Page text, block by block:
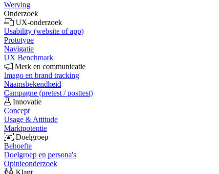
Werving
Onderzoek
UX-onderzoek
Usability (website of app)
Prototype
Navigatie
UX Benchmark
Merk en communicatie
Imago en brand tracking
Naamsbekendheid
Campagne (pretest / posttest)
Innovatie
Concept
Usage & Attitude
Marktpotentie
Doelgroep
Behoefte
Doelgroep en persona's
Opinieonderzoek
Klant